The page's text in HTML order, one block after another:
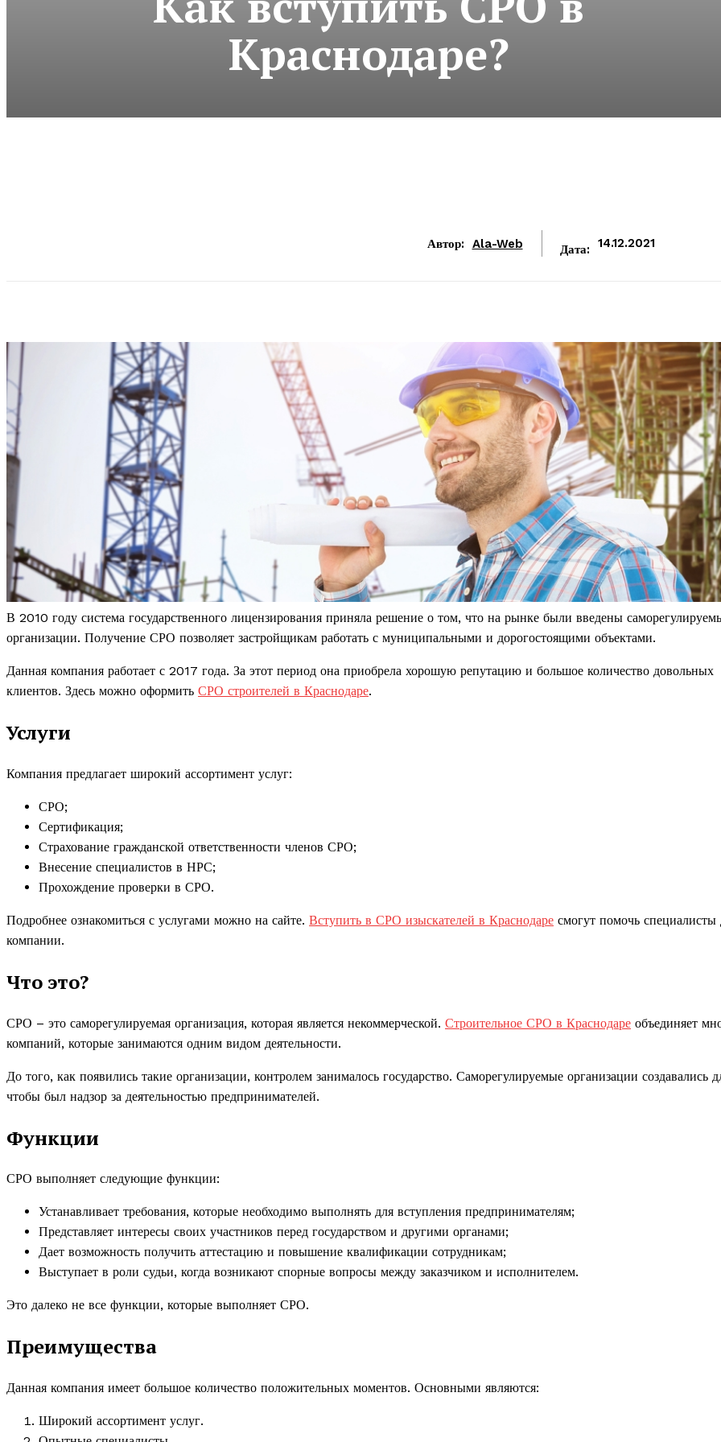
Краснодаре?
Автор: Ala-Web Дата: 14.12.2021
В 2010 году система государственного лицензирования приняла решение о том, что на рынке были введены
организации. Получение СРО позволяет застройщикам работать с муниципальными и дорогостоящими объектами.
Данная компания работает с 2017 года. За этот период она приобрела хорошую репутацию и большое количество довольных
клиентов. Здесь можно оформить СРО строителей в Краснодаре.
Услуги
Компания предлагает широкий ассортимент услуг:
СРО;
Сертификация;
Страхование гражданской ответственности членов СРО;
Внесение специалистов в НРС;
Прохождение проверки в СРО.
Подробнее ознакомиться с услугами можно на сайте. Вступить в СРО изыскателей в Краснодаре смогут помочь специалисты
компании.
Что это?
СРО – это саморегулируемая организация, которая является некоммерческой. Строительное СРО в Краснодаре объединяет
компаний, которые занимаются одним видом деятельности.
До того, как появились такие организации, контролем занималось государство. Саморегулируемые организации создавались
чтобы был надзор за деятельностью предпринимателей.
Функции
СРО выполняет следующие функции:
Устанавливает требования, которые необходимо выполнять для вступления предпринимателям;
Представляет интересы своих участников перед государством и другими органами;
Дает возможность получить аттестацию и повышение квалификации сотрудникам;
Выступает в роли судьи, когда возникают спорные вопросы между заказчиком и исполнителем.
Это далеко не все функции, которые выполняет СРО.
Преимущества
Данная компания имеет большое количество положительных моментов. Основными являются:
Широкий ассортимент услуг.